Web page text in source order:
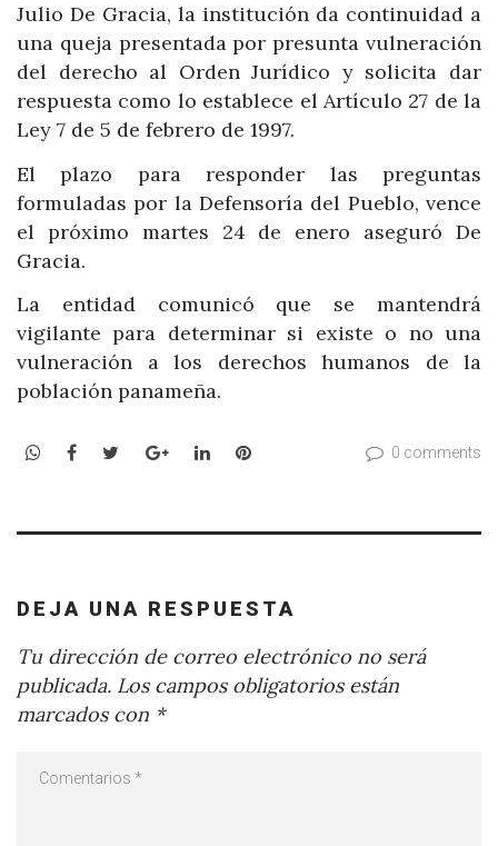
Julio De Gracia, la institución da continuidad a
una queja presentada por presunta vulneración
del derecho al Orden Jurídico y solicita dar
respuesta como lo establece el Artículo 27 de la
Ley 7 de 5 de febrero de 1997.
El plazo para responder las preguntas
formuladas por la Defensoría del Pueblo, vence
el próximo martes 24 de enero aseguró De
Gracia.
La entidad comunicó que se mantendrá
vigilante para determinar si existe o no una
vulneración a los derechos humanos de la
población panameña.
WhatsApp
Facebook
TwitterGoogle+LinkedInPinterest 0 comments
DEJA UNA RESPUESTA
Tu dirección de correo electrónico no será
publicada. Los campos obligatorios están
marcados con *